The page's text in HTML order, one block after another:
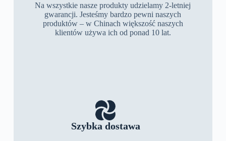
Na wszystkie nasze produkty udzielamy 2-letniej
gwarancji. Jesteśmy bardzo pewni naszych
produktów – w Chinach większość naszych
klientów używa ich od ponad 10 lat.
Szybka dostawa